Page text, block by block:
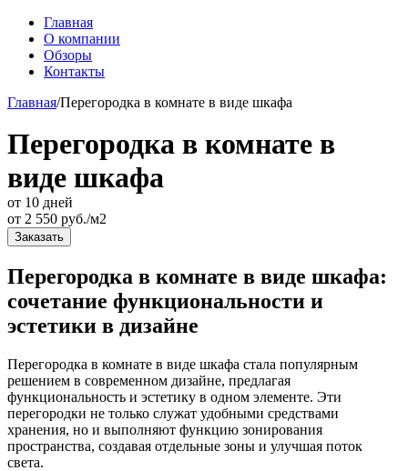
Главная
О компании
Обзоры
Контакты
Главная/Перегородка в комнате в виде шкафа
Перегородка в комнате в
виде шкафа
от 10 дней
от 2 550 руб./м2
Заказать
Перегородка в комнате в виде шкафа:
сочетание функциональности и
эстетики в дизайне
Перегородка в комнате в виде шкафа стала популярным
решением в современном дизайне, предлагая
функциональность и эстетику в одном элементе. Эти
перегородки не только служат удобными средствами
хранения, но и выполняют функцию зонирования
пространства, создавая отдельные зоны и улучшая поток
света.